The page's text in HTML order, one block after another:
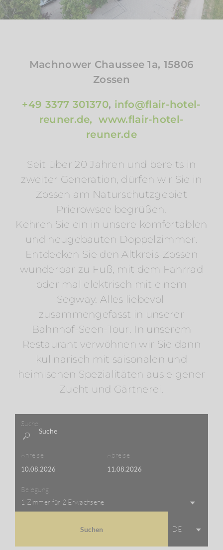
Machnower Chaussee 1a, 15806
Zossen
+49 3377 301370, info@flair-hotel-
reuner.de,
www.flair-hotel-
reuner.de
Seit über 20 Jahren und bereits in
zweiter Generation, dürfen wir Sie in
Zossen am Naturschutzgebiet
Prierowsee begrüßen.
Kehren Sie ein in unsere komfortablen
und neugebauten Doppelzimmer.
Entdecken Sie den Altkreis-Zossen
wunderbar zu Fuß, mit dem Fahrrad
oder mal elektrisch mit einem
Segway. Alles liebevoll
zusammengefasst in unserer
Bahnhof-Seen-Tour. In unserem
Restaurant verwöhnen wir Sie dann
kulinarisch mit saisonalen und
heimischen Spezialitäten aus eigener
Zucht und Gärtnerei.
Suche
Anreise Abreise
Belegung
1 Zimmer für 2 Erwachsene
Suchen DE